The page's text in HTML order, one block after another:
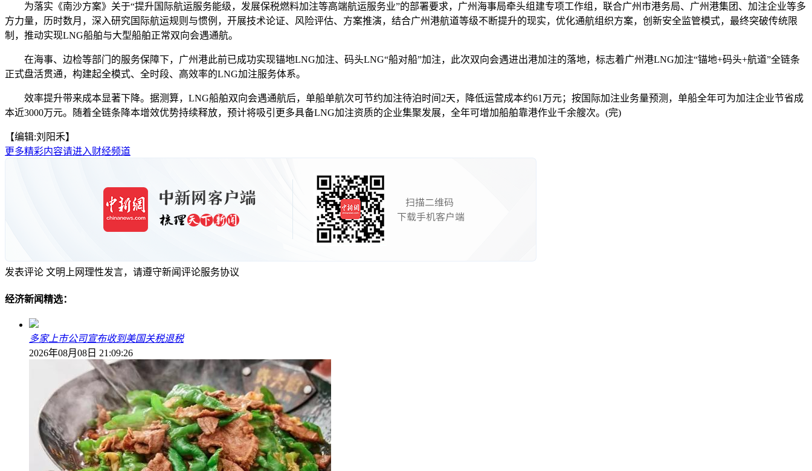
为落实《南沙方案》关于“提升国际航运服务能级，发展保税燃料加注等高端航运服务业”的部署要求，广州海事局牵头组建专项工作组，联合广州市港务局、广州港集团、加注企业等多
方力量，历时数月，深入研究国际航运规则与惯例，开展技术论证、风险评估、方案推演，结合广州港航道等级不断提升的现实，优化通航组织方案，创新安全监管模式，最终突破传统限
制，推动实现LNG船舶与大型船舶正常双向会遇通航。
在海事、边检等部门的服务保障下，广州港此前已成功实现锚地LNG加注、码头LNG“船对船”加注，此次双向会遇进出港加注的落地，标志着广州港LNG加注“锚地+码头+航道”全链条
正式盘活贯通，构建起全模式、全时段、高效率的LNG加注服务体系。
效率提升带来成本显著下降。据测算，LNG船舶双向会遇通航后，单船单航次可节约加注待泊时间2天，降低运营成本约61万元；按国际加注业务量预测，单船全年可为加注企业节省成
本近3000万元。随着全链条降本增效优势持续释放，预计将吸引更多具备LNG加注资质的企业集聚发展，全年可增加船舶靠港作业千余艘次。(完)
【编辑:刘阳禾】
更多精彩内容请进入财经频道
发表评论 文明上网理性发言，请遵守新闻评论服务协议
经济新闻精选：
多家上市公司宣布收到美国关税退税
2026年08月08日 21:09:26